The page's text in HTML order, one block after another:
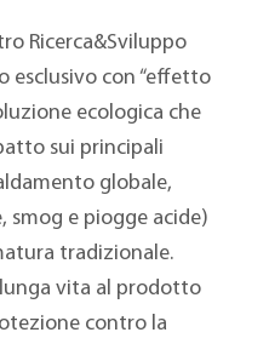
Ricerca&Sviluppo
con “effetto
ecologica che
sui principali
globale,
smog e piogge acide)
tradizionale.
lunga vita al prodotto
contro la